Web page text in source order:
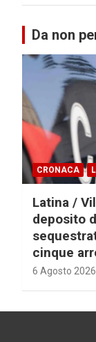
Da non
CRONACA
Latina /
deposito
cinque
6 Agosto 2026